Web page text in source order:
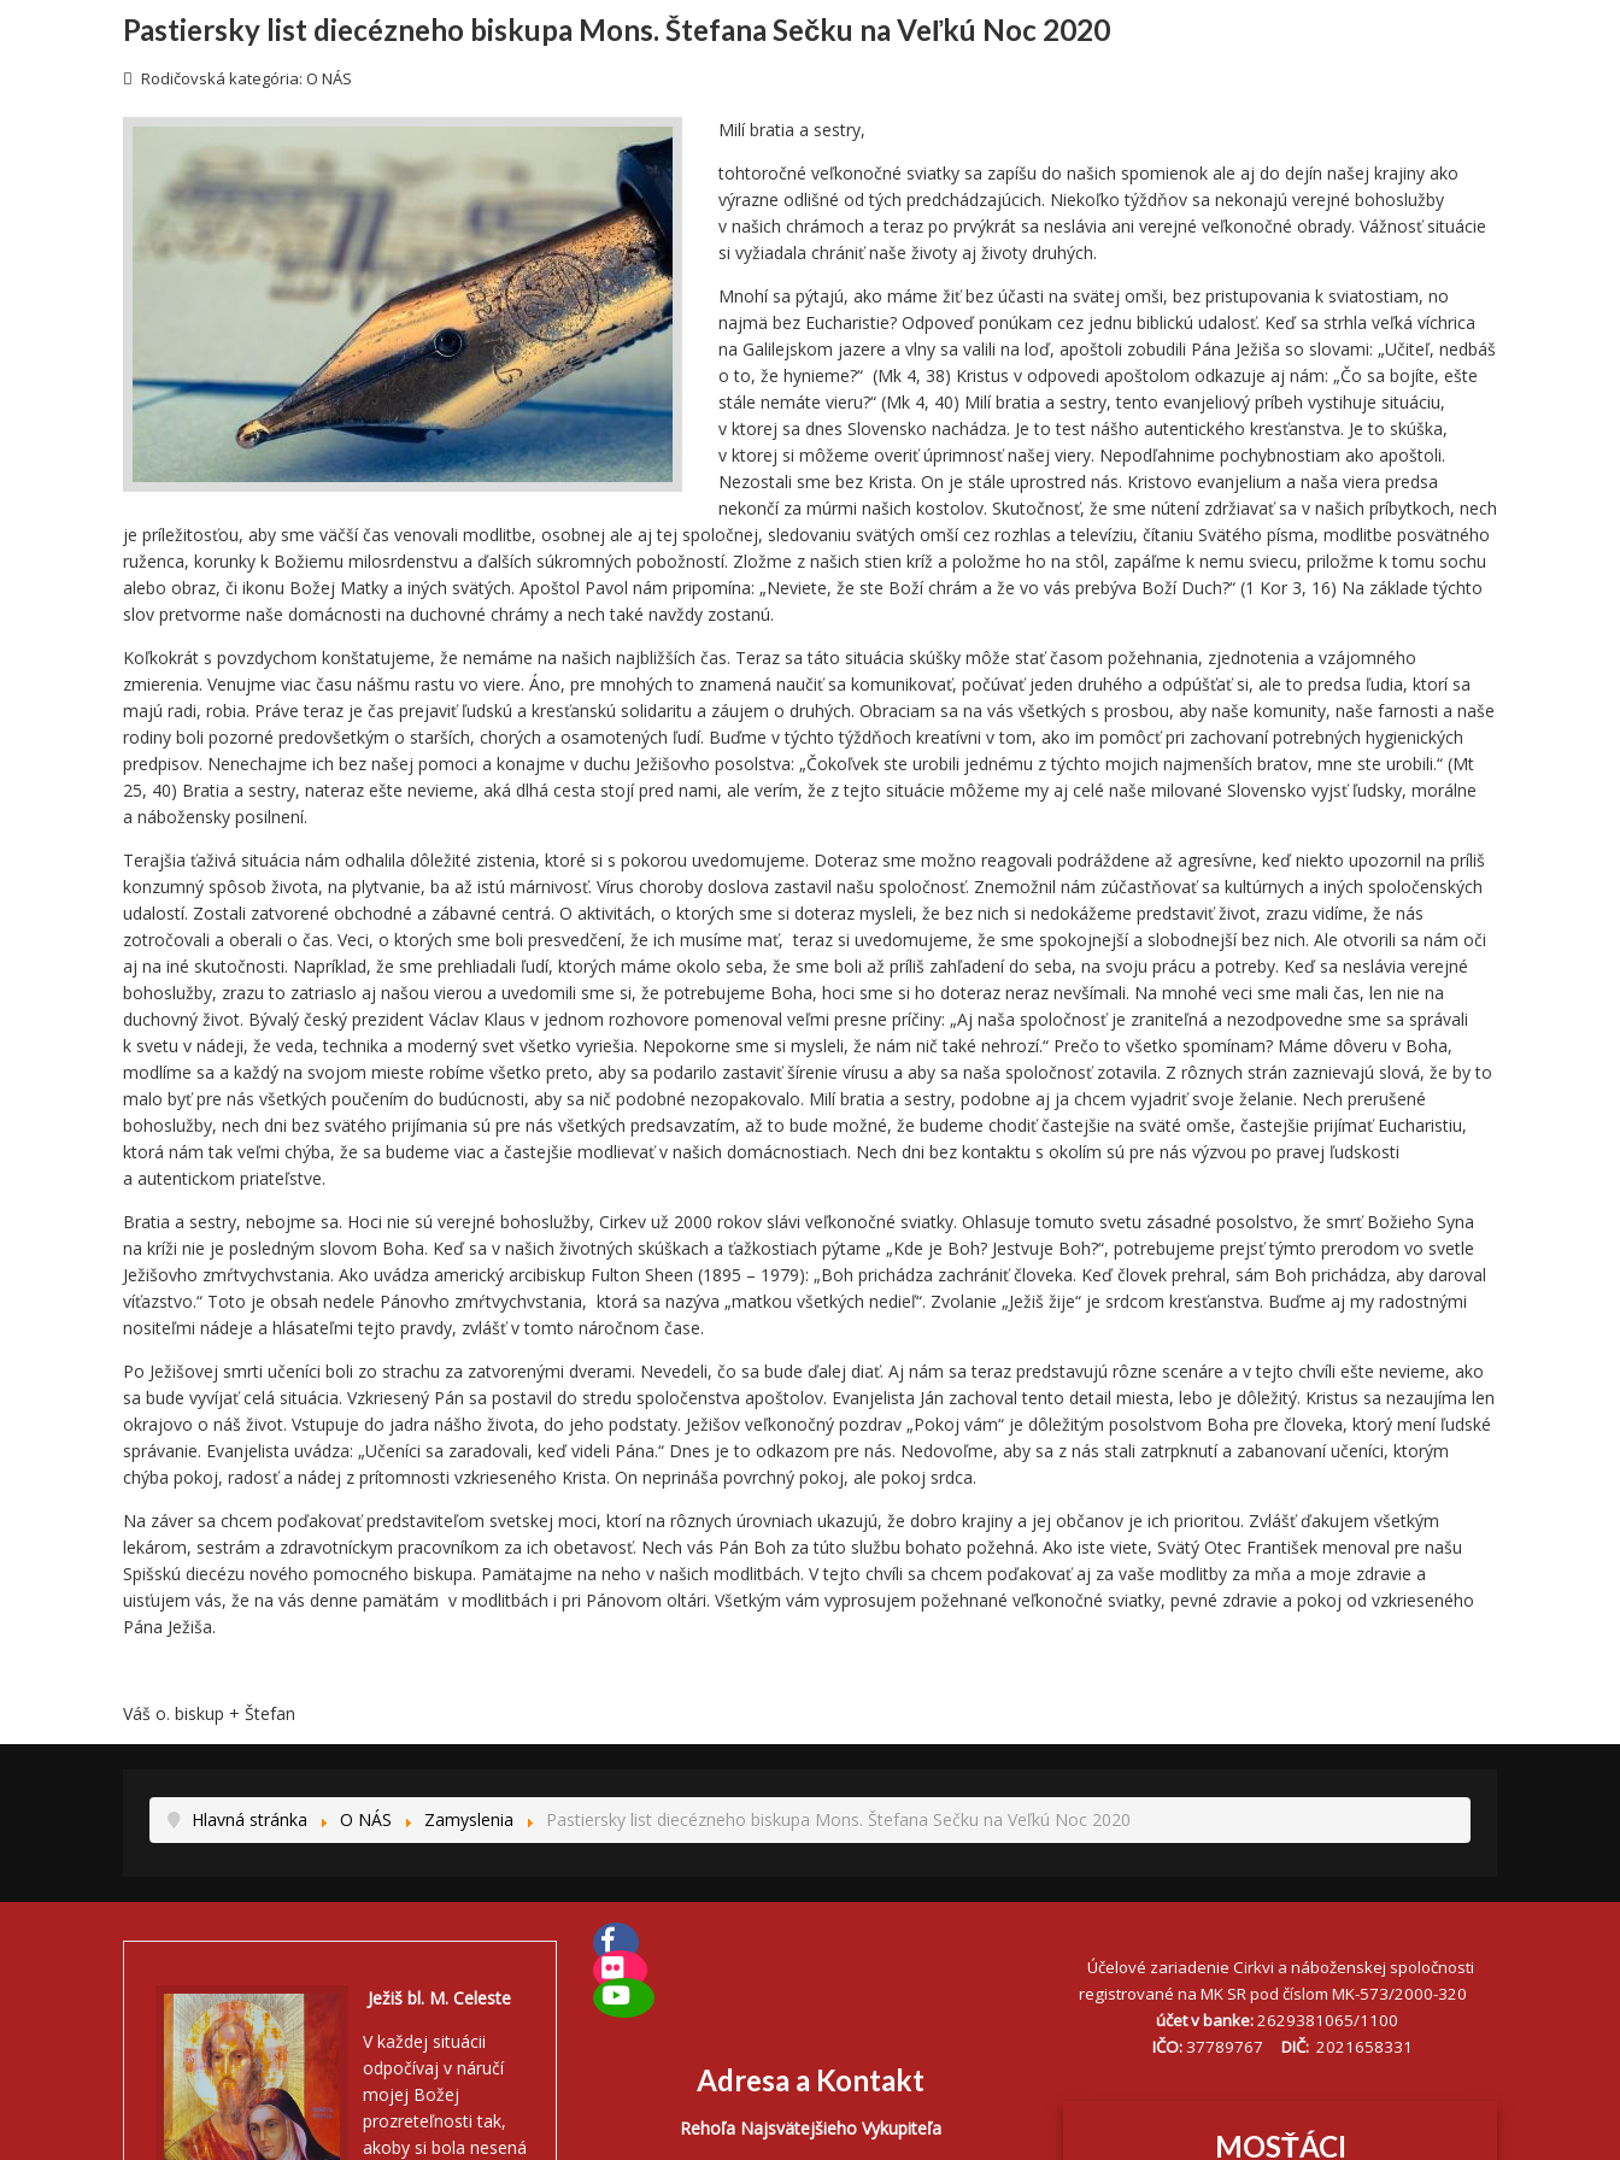
Pastiersky list diecézneho biskupa Mons. Štefana Sečku na Veľkú Noc 2020
Rodičovská kategória: O NÁS
Milí bratia a sestry,
tohtoročné veľkonočné sviatky sa zapíšu do našich spomienok ale aj do dejín našej krajiny ako
výrazne odlišné od tých predchádzajúcich. Niekoľko týždňov sa nekonajú verejné bohoslužby
v našich chrámoch a teraz po prvýkrát sa neslávia ani verejné veľkonočné obrady. Vážnosť situácie
si vyžiadala chrániť naše životy aj životy druhých.
Mnohí sa pýtajú, ako máme žiť bez účasti na svätej omši, bez pristupovania k sviatostiam, no
najmä bez Eucharistie? Odpoveď ponúkam cez jednu biblickú udalosť. Keď sa strhla veľká víchrica
na Galilejskom jazere a vlny sa valili na loď, apoštoli zobudili Pána Ježiša so slovami: „Učiteľ, nedbáš
o to, že hynieme?“ (Mk 4, 38) Kristus v odpovedi apoštolom odkazuje aj nám: „Čo sa bojíte, ešte
stále nemáte vieru?“ (Mk 4, 40) Milí bratia a sestry, tento evanjeliový príbeh vystihuje situáciu,
v ktorej sa dnes Slovensko nachádza. Je to test nášho autentického kresťanstva. Je to skúška,
v ktorej si môžeme overiť úprimnosť našej viery. Nepodľahnime pochybnostiam ako apoštoli.
Nezostali sme bez Krista. On je stále uprostred nás. Kristovo evanjelium a naša viera predsa
nekončí za múrmi našich kostolov. Skutočnosť, že sme nútení zdržiavať sa v našich príbytkoch, nech
je príležitosťou, aby sme väčší čas venovali modlitbe, osobnej ale aj tej spoločnej, sledovaniu svätých omší cez rozhlas a televíziu, čítaniu Svätého písma, modlitbe posvätného
ruženca, korunky k Božiemu milosrdenstvu a ďalších súkromných pobožností. Zložme z našich stien kríž a položme ho na stôl, zapáľme k nemu sviecu, priložme k tomu sochu
alebo obraz, či ikonu Božej Matky a iných svätých. Apoštol Pavol nám pripomína: „Neviete, že ste Boží chrám a že vo vás prebýva Boží Duch?“ (1 Kor 3, 16) Na základe týchto
slov pretvorme naše domácnosti na duchovné chrámy a nech také navždy zostanú.
Koľkokrát s povzdychom konštatujeme, že nemáme na našich najbližších čas. Teraz sa táto situácia skúšky môže stať časom požehnania, zjednotenia a vzájomného
zmierenia. Venujme viac času nášmu rastu vo viere. Áno, pre mnohých to znamená naučiť sa komunikovať, počúvať jeden druhého a odpúšťať si, ale to predsa ľudia, ktorí sa
majú radi, robia. Práve teraz je čas prejaviť ľudskú a kresťanskú solidaritu a záujem o druhých. Obraciam sa na vás všetkých s prosbou, aby naše komunity, naše farnosti a naše
rodiny boli pozorné predovšetkým o starších, chorých a osamotených ľudí. Buďme v týchto týždňoch kreatívni v tom, ako im pomôcť pri zachovaní potrebných hygienických
predpisov. Nenechajme ich bez našej pomoci a konajme v duchu Ježišovho posolstva: „Čokoľvek ste urobili jednému z týchto mojich najmenších bratov, mne ste urobili.“ (Mt
25, 40) Bratia a sestry, nateraz ešte nevieme, aká dlhá cesta stojí pred nami, ale verím, že z tejto situácie môžeme my aj celé naše milované Slovensko vyjsť ľudsky, morálne
a nábožensky posilnení.
Terajšia ťaživá situácia nám odhalila dôležité zistenia, ktoré si s pokorou uvedomujeme. Doteraz sme možno reagovali podráždene až agresívne, keď niekto upozornil na príliš
konzumný spôsob života, na plytvanie, ba až istú márnivosť. Vírus choroby doslova zastavil našu spoločnosť. Znemožnil nám zúčastňovať sa kultúrnych a iných spoločenských
udalostí. Zostali zatvorené obchodné a zábavné centrá. O aktivitách, o ktorých sme si doteraz mysleli, že bez nich si nedokážeme predstaviť život, zrazu vidíme, že nás
zotročovali a oberali o čas. Veci, o ktorých sme boli presvedčení, že ich musíme mať, teraz si uvedomujeme, že sme spokojnejší a slobodnejší bez nich. Ale otvorili sa nám oči
aj na iné skutočnosti. Napríklad, že sme prehliadali ľudí, ktorých máme okolo seba, že sme boli až príliš zahľadení do seba, na svoju prácu a potreby. Keď sa neslávia verejné
bohoslužby, zrazu to zatriaslo aj našou vierou a uvedomili sme si, že potrebujeme Boha, hoci sme si ho doteraz neraz nevšímali. Na mnohé veci sme mali čas, len nie na
duchovný život. Bývalý český prezident Václav Klaus v jednom rozhovore pomenoval veľmi presne príčiny: „Aj naša spoločnosť je zraniteľná a nezodpovedne sme sa správali
k svetu v nádeji, že veda, technika a moderný svet všetko vyriešia. Nepokorne sme si mysleli, že nám nič také nehrozí.“ Prečo to všetko spomínam? Máme dôveru v Boha,
modlíme sa a každý na svojom mieste robíme všetko preto, aby sa podarilo zastaviť šírenie vírusu a aby sa naša spoločnosť zotavila. Z rôznych strán zaznievajú slová, že by to
malo byť pre nás všetkých poučením do budúcnosti, aby sa nič podobné nezopakovalo. Milí bratia a sestry, podobne aj ja chcem vyjadriť svoje želanie. Nech prerušené
bohoslužby, nech dni bez svätého prijímania sú pre nás všetkých predsavzatím, až to bude možné, že budeme chodiť častejšie na sväté omše, častejšie prijímať Eucharistiu,
ktorá nám tak veľmi chýba, že sa budeme viac a častejšie modlievať v našich domácnostiach. Nech dni bez kontaktu s okolím sú pre nás výzvou po pravej ľudskosti
a autentickom priateľstve.
Bratia a sestry, nebojme sa. Hoci nie sú verejné bohoslužby, Cirkev už 2000 rokov slávi veľkonočné sviatky. Ohlasuje tomuto svetu zásadné posolstvo, že smrť Božieho Syna
na kríži nie je posledným slovom Boha. Keď sa v našich životných skúškach a ťažkostiach pýtame „Kde je Boh? Jestvuje Boh?“, potrebujeme prejsť týmto prerodom vo svetle
Ježišovho zmŕtvychvstania. Ako uvádza americký arcibiskup Fulton Sheen (1895 – 1979): „Boh prichádza zachrániť človeka. Keď človek prehral, sám Boh prichádza, aby daroval
víťazstvo.“ Toto je obsah nedele Pánovho zmŕtvychvstania, ktorá sa nazýva „matkou všetkých nedieľ“. Zvolanie „Ježiš žije“ je srdcom kresťanstva. Buďme aj my radostnými
nositeľmi nádeje a hlásateľmi tejto pravdy, zvlášť v tomto náročnom čase.
Po Ježišovej smrti učeníci boli zo strachu za zatvorenými dverami. Nevedeli, čo sa bude ďalej diať. Aj nám sa teraz predstavujú rôzne scenáre a v tejto chvíli ešte nevieme, ako
sa bude vyvíjať celá situácia. Vzkriesený Pán sa postavil do stredu spoločenstva apoštolov. Evanjelista Ján zachoval tento detail miesta, lebo je dôležitý. Kristus sa nezaujíma len
okrajovo o náš život. Vstupuje do jadra nášho života, do jeho podstaty. Ježišov veľkonočný pozdrav „Pokoj vám“ je dôležitým posolstvom Boha pre človeka, ktorý mení ľudské
správanie. Evanjelista uvádza: „Učeníci sa zaradovali, keď videli Pána.“ Dnes je to odkazom pre nás. Nedovoľme, aby sa z nás stali zatrpknutí a zabanovaní učeníci, ktorým
chýba pokoj, radosť a nádej z prítomnosti vzkrieseného Krista. On neprináša povrchný pokoj, ale pokoj srdca.
Na záver sa chcem poďakovať predstaviteľom svetskej moci, ktorí na rôznych úrovniach ukazujú, že dobro krajiny a jej občanov je ich prioritou. Zvlášť ďakujem všetkým
lekárom, sestrám a zdravotníckym pracovníkom za ich obetavosť. Nech vás Pán Boh za túto službu bohato požehná. Ako iste viete, Svätý Otec František menoval pre našu
Spišskú diecézu nového pomocného biskupa. Pamätajme na neho v našich modlitbách. V tejto chvíli sa chcem poďakovať aj za vaše modlitby za mňa a moje zdravie a
uisťujem vás, že na vás denne pamätám v modlitbách i pri Pánovom oltári. Všetkým vám vyprosujem požehnané veľkonočné sviatky, pevné zdravie a pokoj od vzkrieseného
Pána Ježiša.
Váš o. biskup + Štefan
Hlavná stránka O NÁS Zamyslenia Pastiersky list diecézneho biskupa Mons. Štefana Sečku na Veľkú Noc 2020
Ježiš bl. M. Celeste
V každej situácii
odpočívaj v náručí
mojej Božej
prozreteľnosti tak,
akoby si bola nesená
Adresa a Kontakt
Rehoľa Najsvätejšieho Vykupiteľa
Účelové zariadenie Cirkvi a náboženskej spoločnosti
registrované na MK SR pod číslom MK-573/2000-320
účet v banke:2629381065/1100
IČO:37789767 DIČ:2021658331
MOSŤÁCI